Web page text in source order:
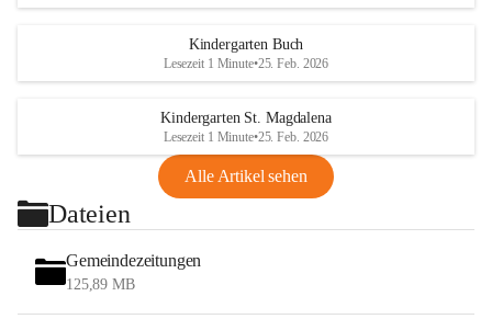
Kindergarten Buch
Lesezeit 1 Minute•25. Feb. 2026
Kindergarten St. Magdalena
Lesezeit 1 Minute•25. Feb. 2026
Alle Artikel sehen
Dateien
Gemeindezeitungen
125,89 MB